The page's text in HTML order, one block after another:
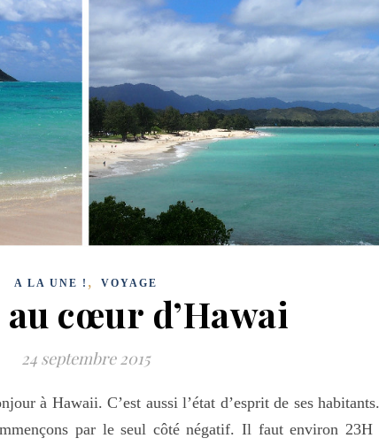
A LA UNE ! , VOYAGE
au cœur d’Hawai
24 septembre 2015
à Hawaii. C’est aussi l’état d’esprit de ses
par le seul côté négatif. Il faut environ 23H